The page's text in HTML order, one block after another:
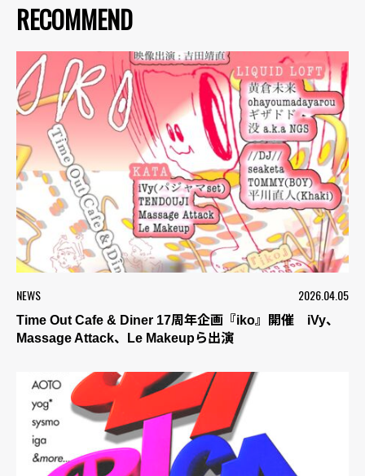
RECOMMEND
NEWS 2026.04.05
Time Out Cafe & Diner 17周年企画『iko』開催 iVy、
Massage Attack、Le Makeupら出演